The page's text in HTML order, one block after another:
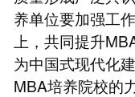
养单位要加强工
上，共同提升
为中国式现代化
MBA培养院校的力